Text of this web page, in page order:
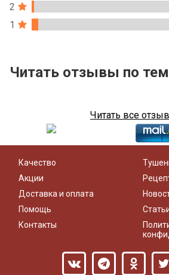
2
1
Читать отзывы по
Читать все
Качество
Акции
Доставка и оплата
Помощь
Контакты